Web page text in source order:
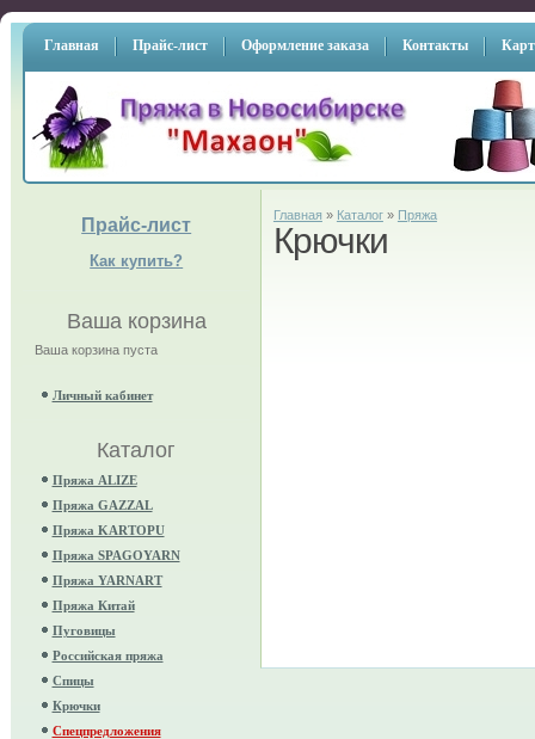
Главная Прайс-лист Оформление заказа Контакты
Прайс-лист
Как купить?
Ваша корзина
Ваша корзина пуста
Личный кабинет
Каталог
Пряжа ALIZE
Пряжа GAZZAL
Пряжа KARTOPU
Пряжа SPAGOYARN
Пряжа YARNART
Пряжа Китай
Пуговицы
Российская пряжа
Спицы
Крючки
Спецпредложения
Главная » Каталог» Пряжа
Крючки